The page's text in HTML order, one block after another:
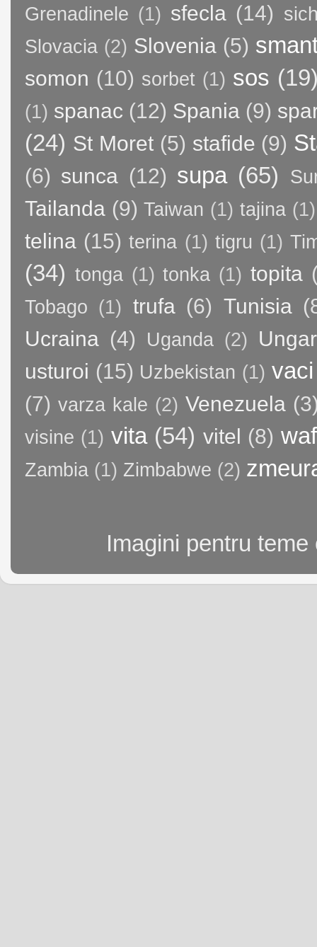
Grenadinele (1) sfecla (14)
Slovacia (2) Slovenia (5)
somon (10) sorbet (1) sos
(1) spanac (12) Spania (9)
(24) St Moret (5) stafide (9)
(6) sunca (12) supa (65)
Tailanda (9) Taiwan (1) tajina (1)
telina (15) terina (1) tigru (1)
(34) tonga (1) tonka (1) topita
Tobago (1) trufa (6) Tunisia
Ucraina (4) Uganda (2)
usturoi (15) Uzbekistan (1) vaci
(7) varza kale (2) Venezuela
visine (1) vita (54) vitel (8)
Zambia (1) Zimbabwe (2)
Imagini pentru